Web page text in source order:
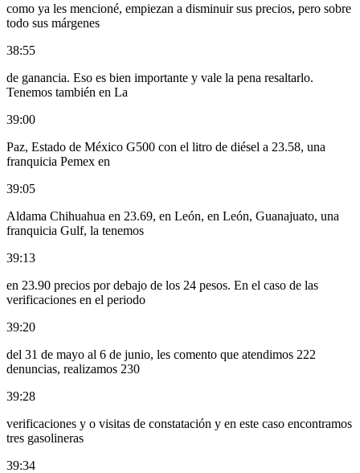
como ya les mencioné, empiezan a disminuir sus precios, pero sobre
todo sus márgenes
38:55
de ganancia. Eso es bien importante y vale la pena resaltarlo.
Tenemos también en La
39:00
Paz, Estado de México G500 con el litro de diésel a 23.58, una
franquicia Pemex en
39:05
Aldama Chihuahua en 23.69, en León, en León, Guanajuato, una
franquicia Gulf, la tenemos
39:13
en 23.90 precios por debajo de los 24 pesos. En el caso de las
verificaciones en el periodo
39:20
del 31 de mayo al 6 de junio, les comento que atendimos 222
denuncias, realizamos 230
39:28
verificaciones y o visitas de constatación y en este caso encontramos
tres gasolineras
39:34